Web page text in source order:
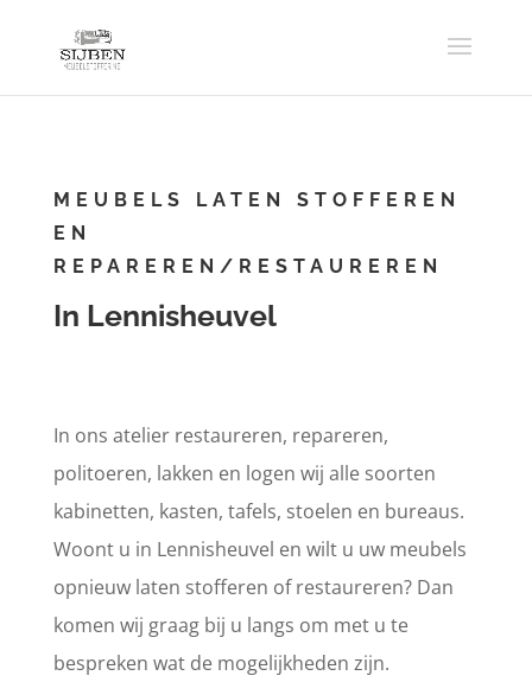
MEUBELS LATEN STOFFEREN
EN
REPAREREN/RESTAUREREN
In Lennisheuvel
In ons atelier restaureren, repareren,
politoeren, lakken en logen wij alle soorten
kabinetten, kasten, tafels, stoelen en bureaus.
Woont u in Lennisheuvel en wilt u uw meubels
opnieuw laten stofferen of restaureren? Dan
komen wij graag bij u langs om met u te
bespreken wat de mogelijkheden zijn.